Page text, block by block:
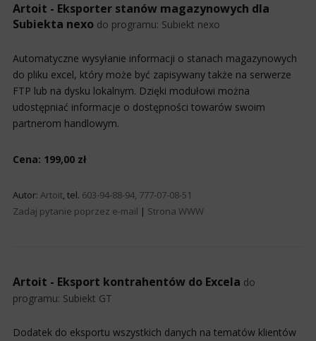
Artoit - Eksporter stanów magazynowych dla
Subiekta nexo do programu: Subiekt nexo
Automatyczne wysyłanie informacji o stanach magazynowych
do pliku excel, który może być zapisywany także na serwerze
FTP lub na dysku lokalnym. Dzięki modułowi można
udostępniać informacje o dostępności towarów swoim
partnerom handlowym.
Cena: 199,00 zł
Autor: Artoit, tel. 603-94-88-94, 777-07-08-51
Zadaj pytanie poprzez e-mail | Strona WWW
Artoit - Eksport kontrahentów do Excela do
programu: Subiekt GT
Dodatek do eksportu wszystkich danych na tematów klientów